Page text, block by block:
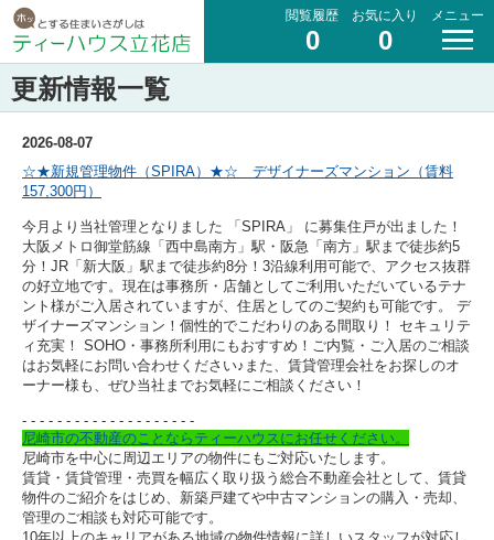
閲覧履歴
0
お気に入り
0
メニュー
更新情報一覧
2026-08-07
☆★新規管理物件（SPIRA）★☆ デザイナーズマンション（賃料
157,300円）
今月より当社管理となりました 「SPIRA」 に募集住戸が出ました！
大阪メトロ御堂筋線「西中島南方」駅・阪急「南方」駅まで徒歩約5
分！ JR「新大阪」駅まで徒歩約8分！ 3沿線利用可能で、アクセス抜群
の好立地です。 現在は事務所・店舗としてご利用いただいているテナ
ント様がご入居されていますが、住居としてのご契約も可能です。
デ
ザイナーズマンション！ 個性的でこだわりのある間取り！
セキュリテ
ィ充実！ SOHO・事務所利用にもおすすめ！ ご内覧・ご入居のご相談
はお気軽にお問い合わせください♪ また、賃貸管理会社をお探しのオ
ーナー様も、ぜひ当社までお気軽にご相談ください！
- - - - - - - - - - - - - - - - - - - -
尼崎市の不動産のことならティーハウスにお任せください。
尼崎市を中心に周辺エリアの物件にもご対応いたします。
賃貸・賃貸管理・売買を幅広く取り扱う総合不動産会社として、賃貸
物件のご紹介をはじめ、新築戸建てや中古マンションの購入・売却、
管理のご相談も対応可能です。